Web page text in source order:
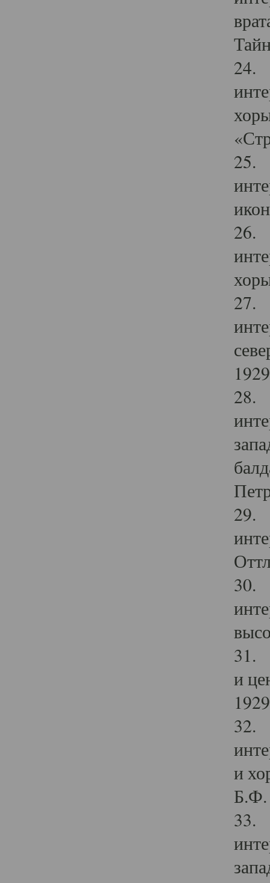
24.
25.
26.
27.
28.
29.
30.
31.
и
32.
и
Б.Ф.
33.